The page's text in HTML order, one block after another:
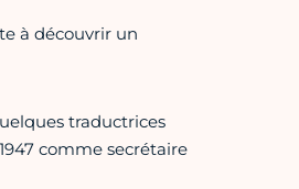
à découvrir un
traductrices
comme secrétaire